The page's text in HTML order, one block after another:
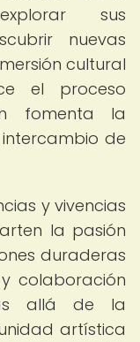
sus
nuevas
cultural
el proceso
fomenta la
de
y vivencias
la pasión
duraderas
colaboración
allá de la
artística